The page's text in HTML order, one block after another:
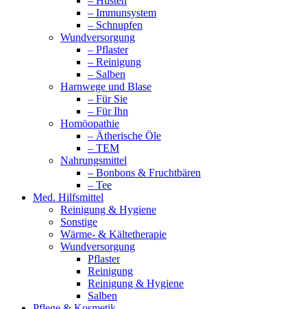
– Immunsystem
– Schnupfen
Wundversorgung
– Pflaster
– Reinigung
– Salben
Harnwege und Blase
– Für Sie
– Für Ihn
Homöopathie
– Ätherische Öle
– TEM
Nahrungsmittel
– Bonbons & Fruchtbären
– Tee
Med. Hilfsmittel
Reinigung & Hygiene
Sonstige
Wärme- & Kältetherapie
Wundversorgung
Pflaster
Reinigung
Reinigung & Hygiene
Salben